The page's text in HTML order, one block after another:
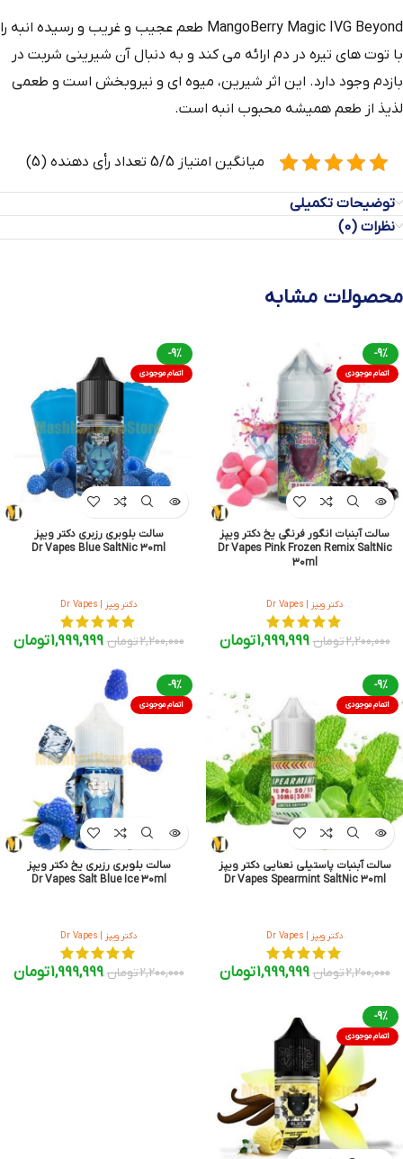
MangoBerry Magic IVG Beyond طعم عجیب و غریب و رسیده انبه را
با توت‌ های تیره در دم ارائه می‌ کند و به دنبال آن شیرینی شربت در
بازدم وجود دارد. این اثر شیرین، میوه ای و نیروبخش است و طعمی
لذیذ از طعم همیشه محبوب انبه است.
میانگین امتیاز 5/5 تعداد رأی دهنده (5)
توضیحات تکمیلی
نظرات (0)
محصولات مشابه
-9%
اتمام موجودی
سالت آبنبات انگور فرنگی یخ دکتر ویپز
Dr Vapes Pink Frozen Remix SaltNic
30ml
دکتر ویپز | Dr Vapes
2,200,000تومان 1,999,999تومان
-9%
اتمام موجودی
سالت بلوبری رزبری دکتر ویپز
Dr Vapes Blue SaltNic 30ml
دکتر ویپز | Dr Vapes
2,200,000تومان 1,999,999تومان
-9%
اتمام موجودی
سالت آبنبات پاستیلی نعنایی دکتر ویپز
Dr Vapes Spearmint SaltNic 30ml
دکتر ویپز | Dr Vapes
2,200,000تومان 1,999,999تومان
-9%
اتمام موجودی
سالت بلوبری رزبری یخ دکتر ویپز
Dr Vapes Salt Blue Ice 30ml
دکتر ویپز | Dr Vapes
2,200,000تومان 1,999,999تومان
-9%
اتمام موجودی